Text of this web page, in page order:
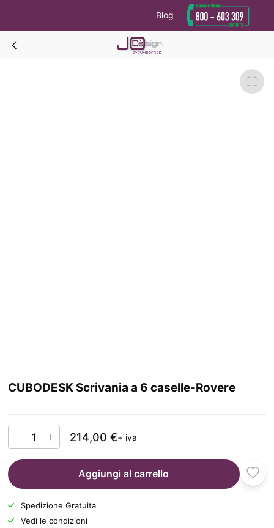
Blog
CUBODESK Scrivania a 6 caselle-Rovere
CUBODESK Scrivania a 6 caselle-Rovere
214,00 €+ iva
Aggiungi al carrello
Spedizione Gratuita
Vedi le condizioni
Informativa sulla raccolta
Le tue preferenze relative alla privacy